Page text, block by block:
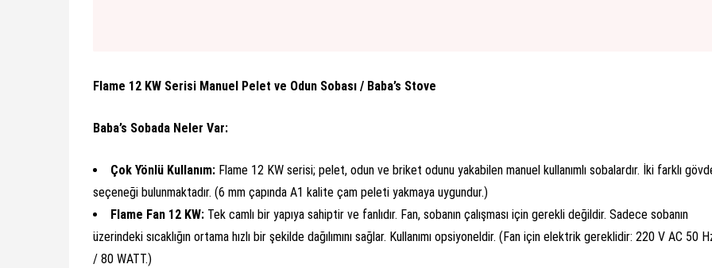
Flame 12 KW Serisi Manuel Pelet ve Odun Sobası / Baba’s Stove
Baba’s Sobada Neler Var:
Çok Yönlü Kullanım: Flame 12 KW serisi; pelet, odun ve briket odunu yakabilen manuel kullanımlı sobalardır. İki farklı
seçeneği bulunmaktadır. (6 mm çapında A1 kalite çam peleti yakmaya uygundur.)
Flame Fan 12 KW: Tek camlı bir yapıya sahiptir ve fanlıdır. Fan, sobanın çalışması için gerekli değildir. Sadece sobanın
üzerindeki sıcaklığın ortama hızlı bir şekilde dağılımını sağlar. Kullanımı opsiyoneldir. (Fan için elektrik gereklidir: 220 V AC 50
/ 80 WATT.)